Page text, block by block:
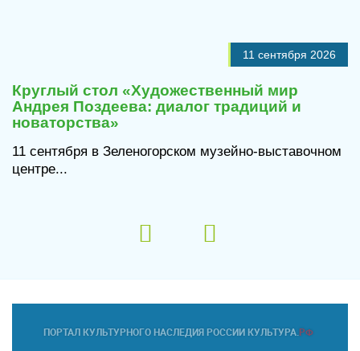
11 сентября 2026
Круглый стол «Художественный мир
Андрея Поздеева: диалог традиций и
новаторства»
11 сентября в Зеленогорском музейно-выставочном
центре...